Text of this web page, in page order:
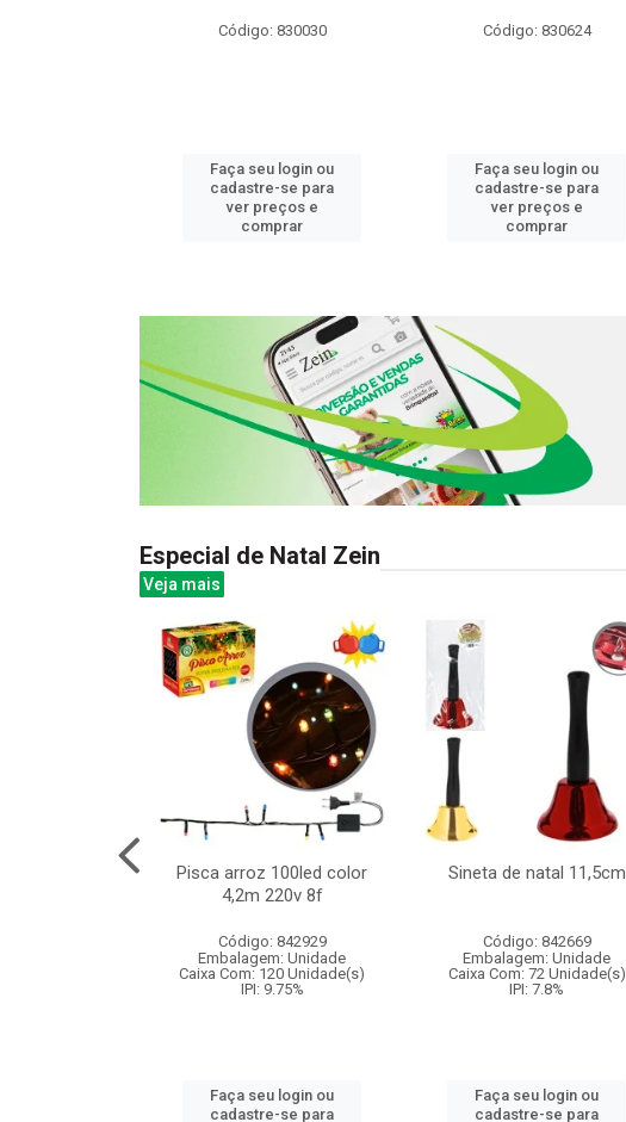
Código: 830030
Faça seu login ou
cadastre-se para
ver preços e
comprar
Código: 830624
Faça seu login ou
cadastre-se para
ver preços e
comprar
Especial de Natal Zein
Veja mais
Pisca arroz 100led color
4,2m 220v 8f
Código: 842929
Embalagem: Unidade
Caixa Com: 120 Unidade(s)
IPI: 9.75%
Faça seu login ou
cadastre-se para
Sineta de natal 11,5cm
Código: 842669
Embalagem: Unidade
Caixa Com: 72 Unidade(s)
IPI: 7.8%
Faça seu login ou
cadastre-se para